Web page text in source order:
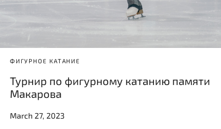
ФИГУРНОЕ КАТАНИЕ
Турнир по фигурному катанию памяти
Макарова
March 27, 2023